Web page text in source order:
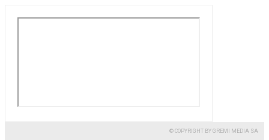
© COPYRIGHT BY GREMI MEDIA SA